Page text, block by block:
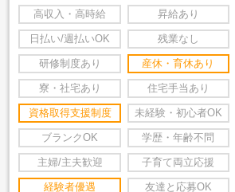
高収入・高時給 昇給あり
日払い/週払いOK 残業なし
研修制度あり 産休・育休あり
寮・社宅あり 住宅手当あり
資格取得支援制度 未経験・初心者OK
ブランクOK 学歴・年齢不問
主婦/主夫歓迎 子育て両立応援
経験者優遇 友達と応募OK